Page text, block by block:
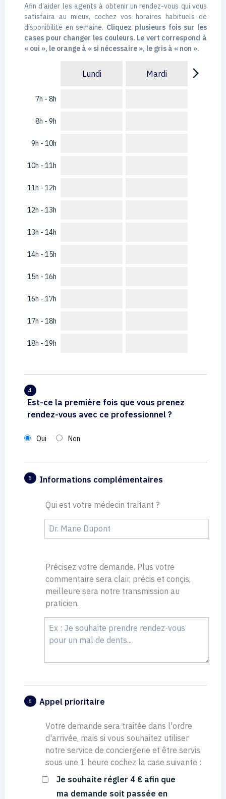
Afin d’aider les agents à obtenir un rendez-vous qui vous
satisfaira au mieux, cochez vos horaires habituels de
disponibilité en semaine. Cliquez plusieurs fois sur les
cases pour changer les couleurs. Le vert correspond à
« oui », le orange à « si nécessaire », le gris à « non ».
7h - 8h
8h - 9h
9h - 10h
10h - 11h
11h - 12h
12h - 13h
13h - 14h
14h - 15h
15h - 16h
16h - 17h
17h - 18h
18h - 19h
Lundi Mardi arrow_forward_ios
4
Est-ce la première fois que vous prenez
rendez-vous avec ce professionnel ?
Oui Non
5 Informations complémentaires
Qui est votre médecin traitant ?
Précisez votre demande. Plus votre
commentaire sera clair, précis et conçis,
meilleure sera notre transmission au
praticien.
6 Appel prioritaire
Votre demande sera traitée dans l'ordre
d'arrivée, mais si vous souhaitez utiliser
notre service de conciergerie et être servis
sous une 1 heure cochez la case suivante :
Je souhaite régler 4 € afin que
ma demande soit passée en